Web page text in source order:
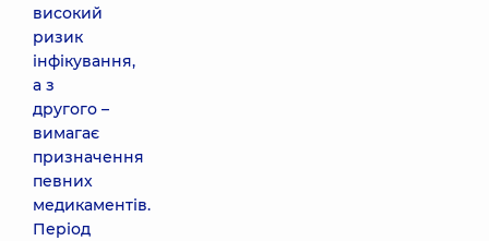
високий
ризик
інфікування,
а з
другого –
вимагає
призначення
певних
медикаментів.
Період